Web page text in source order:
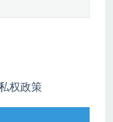
权政策